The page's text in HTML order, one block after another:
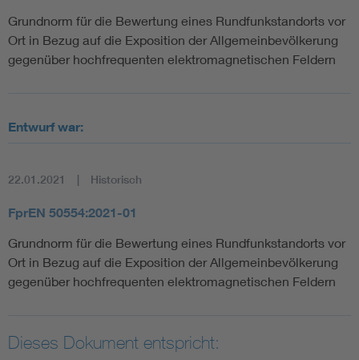
Elektrofachkraft (EFK)
Grundnorm für die Bewertung eines Rundfunkstandorts vor
Ort in Bezug auf die Exposition der Allgemeinbevölkerung
gegenüber hochfrequenten elektromagnetischen Feldern
Entwurf war:
22.01.2021 Historisch
FprEN 50554:2021-01
Grundnorm für die Bewertung eines Rundfunkstandorts vor
Ort in Bezug auf die Exposition der Allgemeinbevölkerung
gegenüber hochfrequenten elektromagnetischen Feldern
Dieses Dokument entspricht: